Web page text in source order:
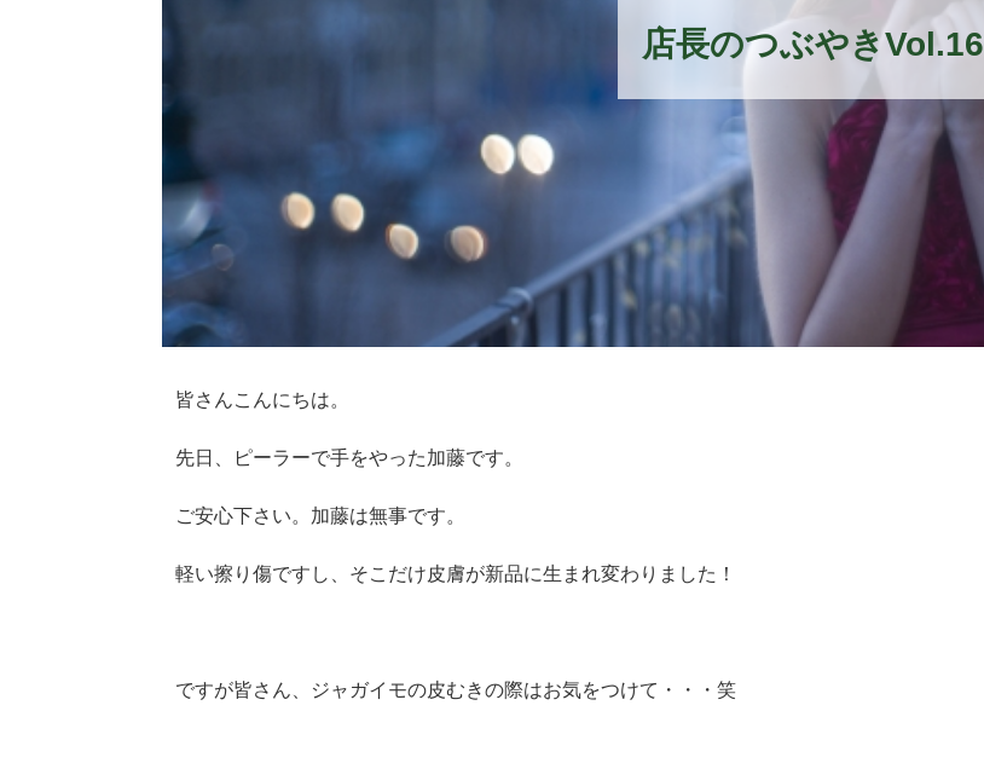
店長のつぶやきVol.16
皆さんこんにちは。
先日、ピーラーで手をやった加藤です。
ご安心下さい。加藤は無事です。
軽い擦り傷ですし、そこだけ皮膚が新品に生まれ変わりました！
ですが皆さん、ジャガイモの皮むきの際はお気をつけて・・・笑